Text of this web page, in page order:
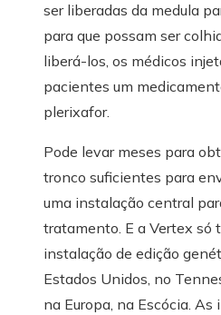
ser liberadas da medula
para que possam ser
liberá-los, os médicos
pacientes um
plerixafor.
Pode levar meses para
tronco suficientes para
uma instalação central
tratamento. E a Vertex só
instalação de edição
Estados Unidos, no
na Europa, na Escócia. As